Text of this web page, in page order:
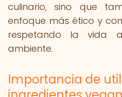
culinario, sino que
enfoque más ético y
respetando la vida
ambiente.
Importancia de